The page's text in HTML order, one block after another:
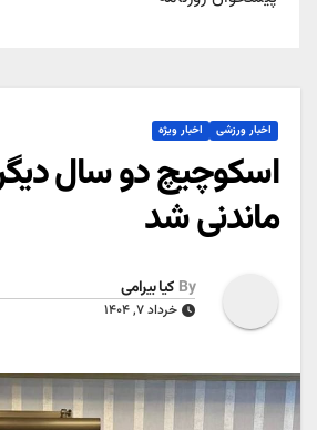
اخبار ورزشی اخبار ویژه
اسکوچیچ دو سال دیگر
ماندنی شد
By کیا بیرامی
خرداد ۷, ۱۴۰۴